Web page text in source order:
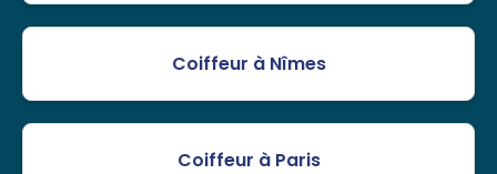
Coiffeur à Nîmes
Coiffeur à Paris